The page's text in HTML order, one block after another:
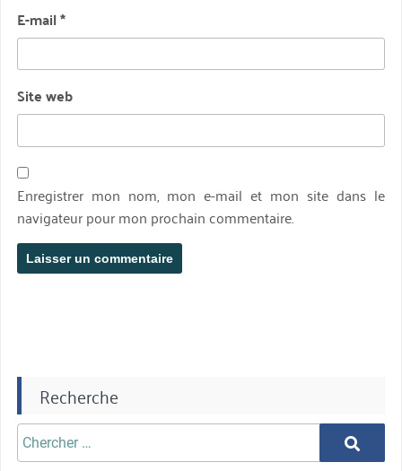
E-mail*
Site web
Enregistrer mon nom, mon e-mail et mon site dans le
navigateur pour mon prochain commentaire.
Recherche
Chercher
aprè:
Chercher